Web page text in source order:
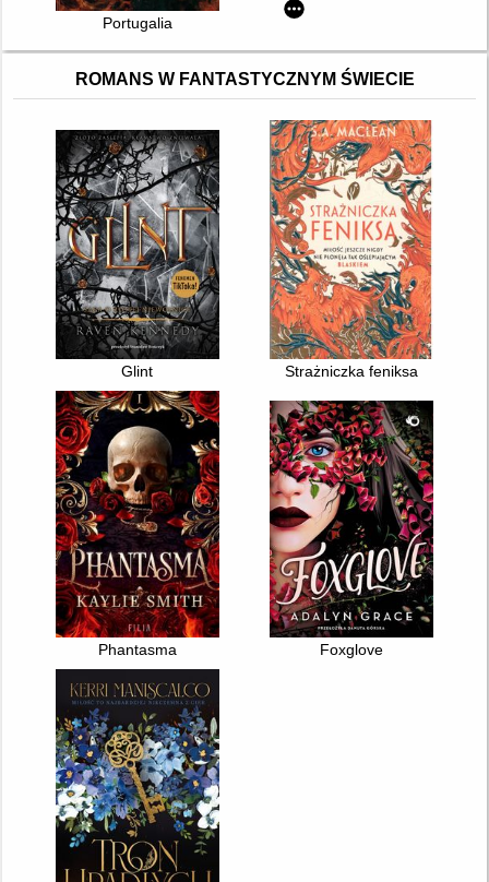
Portugalia
ROMANS W FANTASTYCZNYM ŚWIECIE
Glint Strażniczka feniksa
Phantasma Foxglove